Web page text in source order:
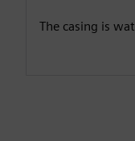
The casing is